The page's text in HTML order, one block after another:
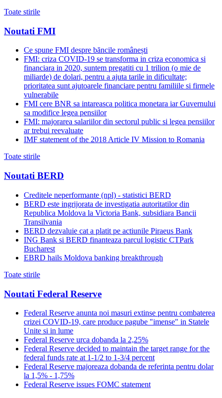
Toate stirile
Noutati FMI
Ce spune FMI despre băncile românești
FMI: criza COVID-19 se transforma in criza economica si
financiara in 2020, suntem pregatiti cu 1 trilion (o mie de
miliarde) de dolari, pentru a ajuta tarile in dificultate;
prioritatea sunt ajutoarele financiare pentru familiile si firmele
vulnerabile
FMI cere BNR sa intareasca politica monetara iar Guvernului
sa modifice legea pensiilor
FMI: majorarea salariilor din sectorul public si legea pensiilor
ar trebui reevaluate
IMF statement of the 2018 Article IV Mission to Romania
Toate stirile
Noutati BERD
Creditele neperformante (npl) - statistici BERD
BERD este ingrijorata de investigatia autoritatilor din
Republica Moldova la Victoria Bank, subsidiara Bancii
Transilvania
BERD dezvaluie cat a platit pe actiunile Piraeus Bank
ING Bank si BERD finanteaza parcul logistic CTPark
Bucharest
EBRD hails Moldova banking breakthrough
Toate stirile
Noutati Federal Reserve
Federal Reserve anunta noi masuri extinse pentru combaterea
crizei COVID-19, care produce pagube "imense" in Statele
Unite si in lume
Federal Reserve urca dobanda la 2,25%
Federal Reserve decided to maintain the target range for the
federal funds rate at 1-1/2 to 1-3/4 percent
Federal Reserve majoreaza dobanda de referinta pentru dolar
la 1,5% - 1,75%
Federal Reserve issues FOMC statement